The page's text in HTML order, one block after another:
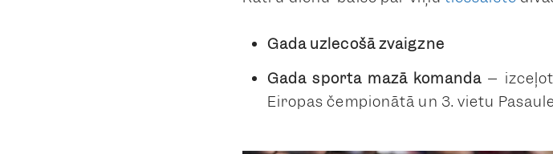
Gada uzlecošā zvaigzne
Gada sporta mazā komanda– izceļot
Eiropas čempionātā un 3. vietu